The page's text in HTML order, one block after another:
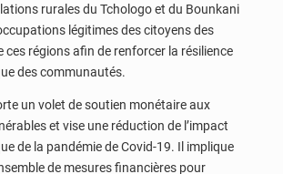
rurales du Tchologo et du Bounkani
légitimes des citoyens des
ces régions afin de renforcer la résilience
des communautés.
un volet de soutien monétaire aux
et vise une réduction de l’impact
de la pandémie de Covid-19. Il implique
de mesures financières pour